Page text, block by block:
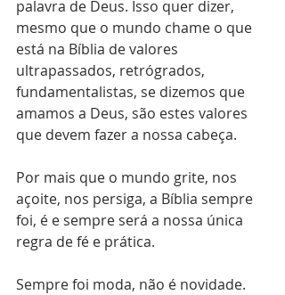
palavra de Deus. Isso quer dizer,
mesmo que o mundo chame o que
está na Bíblia de valores
ultrapassados, retrógrados,
fundamentalistas, se dizemos que
amamos a Deus, são estes valores
que devem fazer a nossa cabeça.
Por mais que o mundo grite, nos
açoite, nos persiga, a Bíblia sempre
foi, é e sempre será a nossa única
regra de fé e prática.
Sempre foi moda, não é novidade.